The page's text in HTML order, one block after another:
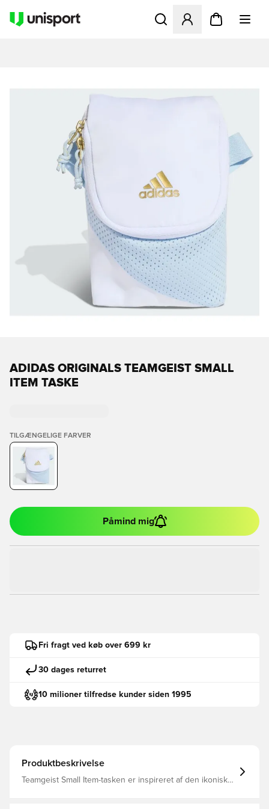
Åbner en Modal til at
ADIDAS ORIGINALS TEAMGEIST SMALL
ITEM TASKE
TILGÆNGELIGE FARVER
Påmind mig
Fri fragt ved køb over 699 kr
30 dages returret
10 milioner tilfredse kunder siden 1995
Produktbeskrivelse
Teamgeist Small Item-tasken er inspireret af den ikoniske